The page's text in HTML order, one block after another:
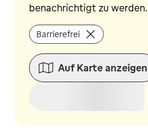
benachrichtigt zu werden.
Barrierefrei
Auf Karte anzeigen